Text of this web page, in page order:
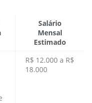
Salário
Mensal
Estimado
R$ 12.000 a R$
18.000